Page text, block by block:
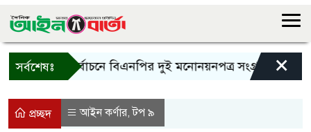
সর্বশেষঃ
রাষ্ট্রপতি নির্বাচনে বিএনপির দুই মনোনয়নপত্র সংগ্রহ কাল
×
প্রচ্ছদ আইন কর্ণার,টপ ৯